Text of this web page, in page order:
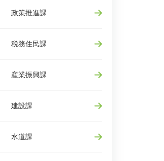
政策推進課
税務住民課
産業振興課
建設課
水道課